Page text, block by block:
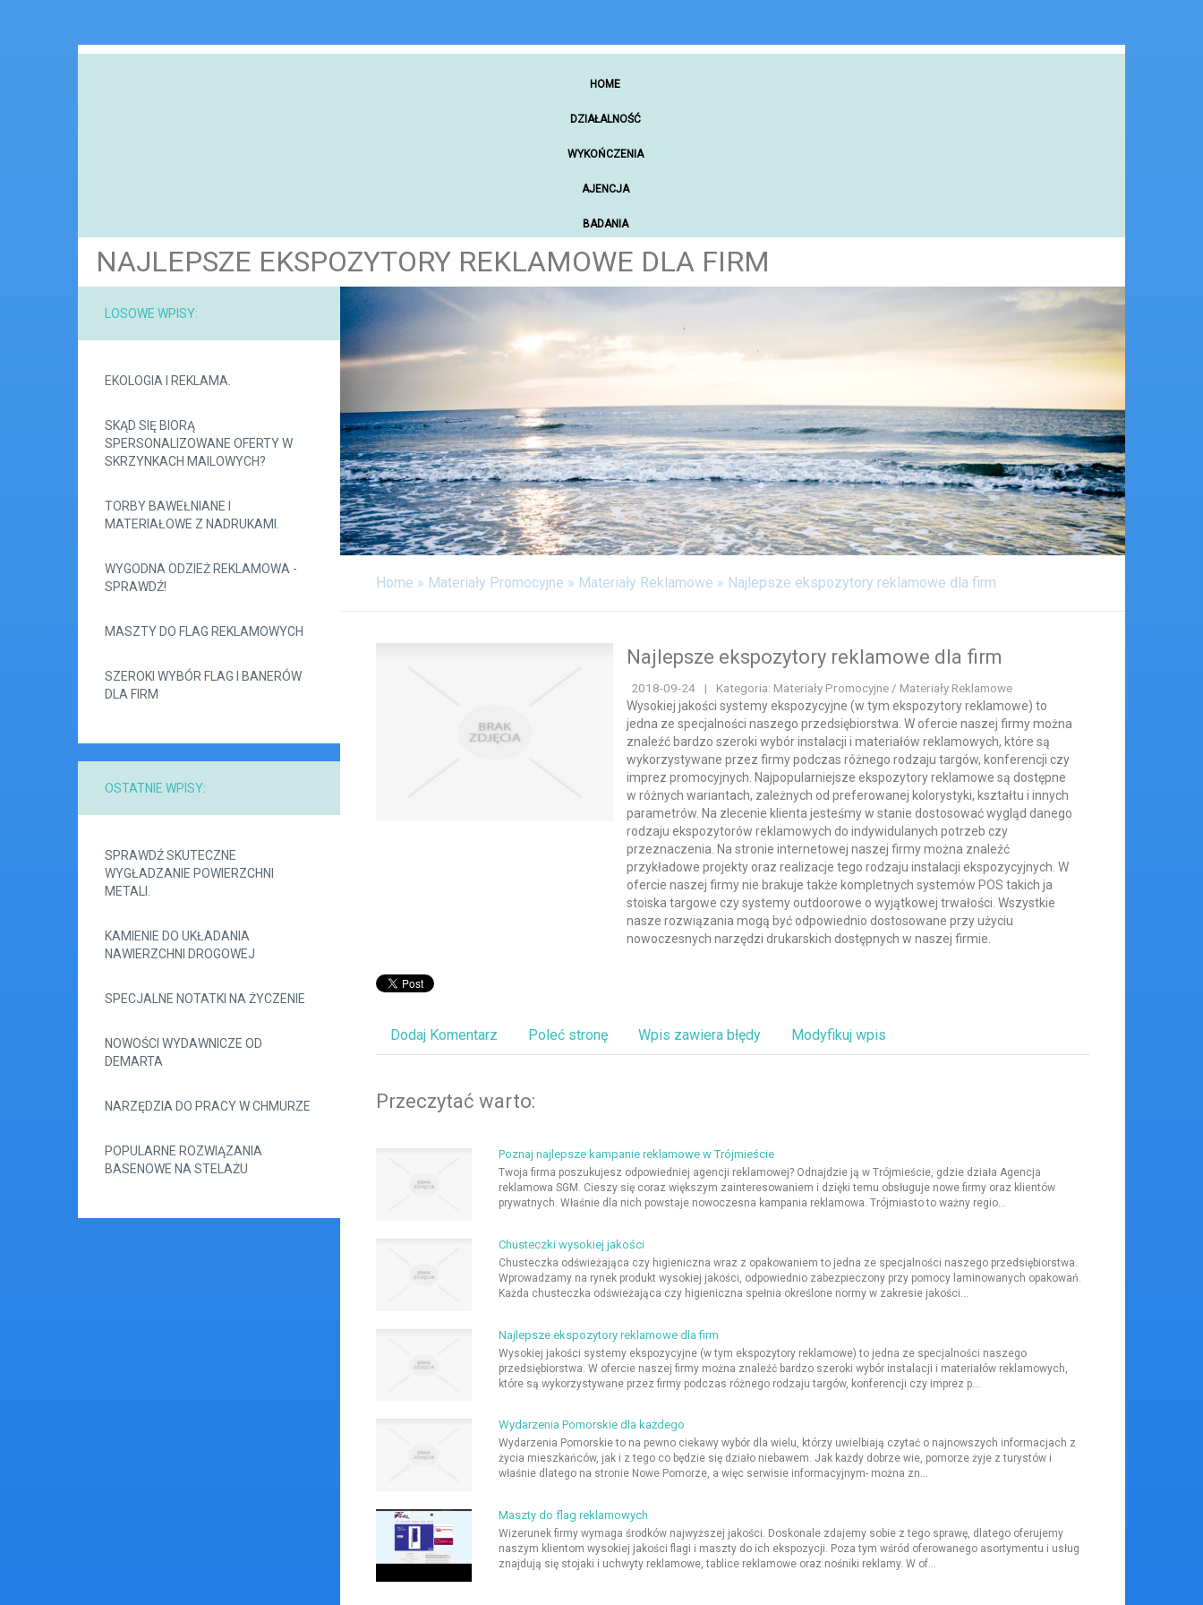
HOME
DZIAŁALNOŚĆ
WYKOŃCZENIA
AJENCJA
BADANIA
ZAKUPY ONLINE
MATERIAŁY PROMOCYJNE
FABRYKACJA
ODPOCZYNEK
WITALIZM
WEB
NAJLEPSZE EKSPOZYTORY REKLAMOWE DLA FIRM
LOSOWE WPISY:
EKOLOGIA I REKLAMA.
SKĄD SIĘ BIORĄ
SPERSONALIZOWANE OFERTY W
SKRZYNKACH MAILOWYCH?
TORBY BAWEŁNIANE I
MATERIAŁOWE Z NADRUKAMI.
WYGODNA ODZIEŻ REKLAMOWA -
SPRAWDŹ!
MASZTY DO FLAG REKLAMOWYCH
SZEROKI WYBÓR FLAG I BANERÓW
DLA FIRM
OSTATNIE WPISY:
SPRAWDŹ SKUTECZNE
WYGŁADZANIE POWIERZCHNI
METALI.
KAMIENIE DO UKŁADANIA
NAWIERZCHNI DROGOWEJ
SPECJALNE NOTATKI NA ŻYCZENIE
NOWOŚCI WYDAWNICZE OD
DEMARTA
NARZĘDZIA DO PRACY W CHMURZE
POPULARNE ROZWIĄZANIA
BASENOWE NA STELAŻU
Home » Materiały Promocyjne » Materiały Reklamowe » Najlepsze ekspozytory reklamowe dla firm
Najlepsze ekspozytory reklamowe dla firm
2018-09-24 |
Kategoria: Materiały Promocyjne / Materiały Reklamowe
Wysokiej jakości systemy ekspozycyjne (w tym ekspozytory reklamowe) to
jedna ze specjalności naszego przedsiębiorstwa. W ofercie naszej firmy można
znaleźć bardzo szeroki wybór instalacji i materiałów reklamowych, które są
wykorzystywane przez firmy podczas różnego rodzaju targów, konferencji czy
imprez promocyjnych. Najpopularniejsze ekspozytory reklamowe są dostępne
w różnych wariantach, zależnych od preferowanej kolorystyki, kształtu i innych
parametrów. Na zlecenie klienta jesteśmy w stanie dostosować wygląd danego
rodzaju ekspozytorów reklamowych do indywidulanych potrzeb czy
przeznaczenia. Na stronie internetowej naszej firmy można znaleźć
przykładowe projekty oraz realizacje tego rodzaju instalacji ekspozycyjnych. W
ofercie naszej firmy nie brakuje także kompletnych systemów POS takich ja
stoiska targowe czy systemy outdoorowe o wyjątkowej trwałości. Wszystkie
nasze rozwiązania mogą być odpowiednio dostosowane przy użyciu
nowoczesnych narzędzi drukarskich dostępnych w naszej firmie.
Dodaj Komentarz Poleć stronę Wpis zawiera błędy Modyfikuj wpis
Przeczytać warto:
Poznaj najlepsze kampanie reklamowe w Trójmieście
Twoja firma poszukujesz odpowiedniej agencji reklamowej? Odnajdzie ją w Trójmieście, gdzie działa Agencja
reklamowa SGM. Cieszy się coraz większym zainteresowaniem i dzięki temu obsługuje nowe firmy oraz klientów
prywatnych. Właśnie dla nich powstaje nowoczesna kampania reklamowa. Trójmiasto to ważny regio...
Chusteczki wysokiej jakości
Chusteczka odświeżająca czy higieniczna wraz z opakowaniem to jedna ze specjalności naszego przedsiębiorstwa.
Wprowadzamy na rynek produkt wysokiej jakości, odpowiednio zabezpieczony przy pomocy laminowanych opakowań.
Każda chusteczka odświeżająca czy higieniczna spełnia określone normy w zakresie jakości...
Najlepsze ekspozytory reklamowe dla firm
Wysokiej jakości systemy ekspozycyjne (w tym ekspozytory reklamowe) to jedna ze specjalności naszego
przedsiębiorstwa. W ofercie naszej firmy można znaleźć bardzo szeroki wybór instalacji i materiałów reklamowych,
które są wykorzystywane przez firmy podczas różnego rodzaju targów, konferencji czy imprez p...
Wydarzenia Pomorskie dla każdego
Wydarzenia Pomorskie to na pewno ciekawy wybór dla wielu, którzy uwielbiają czytać o najnowszych informacjach z
życia mieszkańców, jak i z tego co będzie się działo niebawem. Jak każdy dobrze wie, pomorze żyje z turystów i
właśnie dlatego na stronie Nowe Pomorze, a więc serwisie informacyjnym- można zn...
Maszty do flag reklamowych
Wizerunek firmy wymaga środków najwyższej jakości. Doskonale zdajemy sobie z tego sprawę, dlatego oferujemy
naszym klientom wysokiej jakości flagi i maszty do ich ekspozycji. Poza tym wśród oferowanego asortymentu i usług
znajdują się stojaki i uchwyty reklamowe, tablice reklamowe oraz nośniki reklamy. W of...